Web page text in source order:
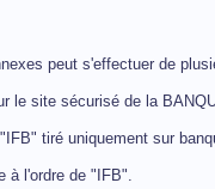
peut s'effectuer de
le site sécurisé de la
tiré uniquement sur
à l'ordre de "IFB".